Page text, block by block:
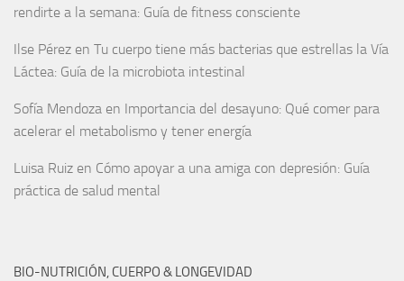
rendirte a la semana: Guía de fitness consciente
Ilse Pérez en Tu cuerpo tiene más bacterias que estrellas la Vía
Láctea: Guía de la microbiota intestinal
Sofía Mendoza en Importancia del desayuno: Qué comer para
acelerar el metabolismo y tener energía
Luisa Ruiz en Cómo apoyar a una amiga con depresión: Guía
práctica de salud mental
BIO-NUTRICIÓN, CUERPO & LONGEVIDAD